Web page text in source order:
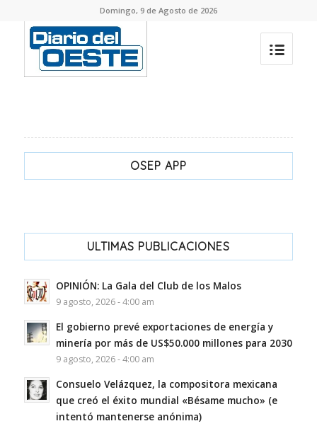
Domingo, 9 de Agosto de 2026
OSEP APP
ULTIMAS PUBLICACIONES
OPINIÓN: La Gala del Club de los Malos
9 agosto, 2026 - 4:00 am
El gobierno prevé exportaciones de energía y
minería por más de US$50.000 millones para 2030
9 agosto, 2026 - 4:00 am
Consuelo Velázquez, la compositora mexicana
que creó el éxito mundial «Bésame mucho» (e
intentó mantenerse anónima)